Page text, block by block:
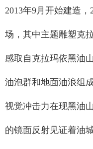
2013年9月开始建造
场，其中主题雕塑克
感取自克拉玛依黑油
油泡群和地面油浪组
视觉冲击力在现黑油
的镜面反射见证着油